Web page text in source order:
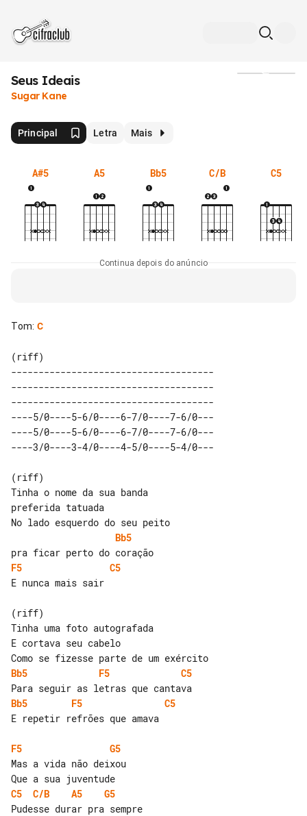
Seus Ideais
Sugar Kane
Principal Letra Mais
A#5 A5 Bb5 C/B C5
Continua depois do anúncio
Tom: C
(riff)
-------------------------------------
-------------------------------------
-------------------------------------
----5/0----5-6/0----6-7/0----7-6/0---
----5/0----5-6/0----6-7/0----7-6/0---
(riff)
Tinha o nome da sua banda
preferida tatuada
Bb5
F5
C5
E nunca mais sair
(riff)
Tinha uma foto autografada
E cortava seu cabelo
Bb5
F5
C5
Bb5
F5
C5
E repetir refrões que amava
F5
G5
Mas a vida não deixou
C5
C/B A5
G5